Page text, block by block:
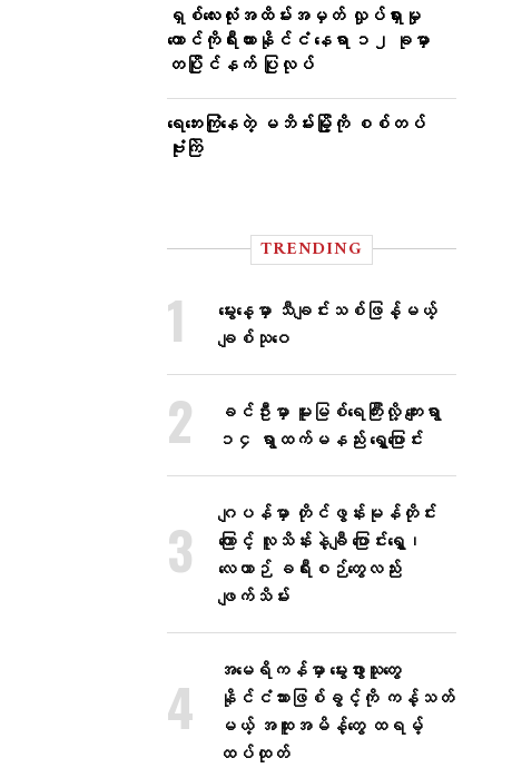
ရှစ်လေးလုံးအထိမ်းအမှတ် လှုပ်ရှားမှု
တောင်ကိုရီးယားနိုင်ငံ နေရာ ၁၂ ခုမှာ
တပြိုင်နက် ပြုလုပ်
ရေဘေးကြုံနေတဲ့ မဘိမ်းမြို့ကို စစ်တပ်
ဗုံးကြဲ
TRENDING
မွေးနေ့မှာ သီချင်းသစ်ဖြန့်မယ့်
ချစ်သုဝေ
ခင်ဦးမှာ မူးမြစ်ရေကြီးလို့ ကျေးရွာ
၁၄ ရွာထက်မနည်း ရွှေ့ပြောင်း
ဂျပန်မှာ တိုင်ဖွန်းမုန်တိုင်း
ကြောင့် လူသိန်းနဲ့ချီ ပြောင်းရွှေ့၊
လေယာဉ် ခရီးစဉ်တွေလည်း
ဖျက်သိမ်း
အမေရိကန်မှာ မွေးဖွားသူတွေ
နိုင်ငံသားဖြစ်ခွင့်ကို ကန့်သတ်
မယ့် အထူးအမိန့်တွေ ထရမ့်
ထပ်ထုတ်